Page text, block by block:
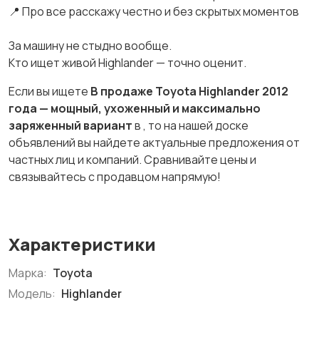
📍 Про все расскажу честно и без скрытых моментов
За машину не стыдно вообще.
Кто ищет живой Highlander — точно оценит.
Если вы ищете В продаже Toyota Highlander 2012
года — мощный, ухоженный и максимально
заряженный вариантв, то на нашей доске
объявлений вы найдете актуальные предложения от
частных лиц и компаний. Сравнивайте цены и
связывайтесь с продавцом напрямую!
Характеристики
Марка: Toyota
Модель: Highlander